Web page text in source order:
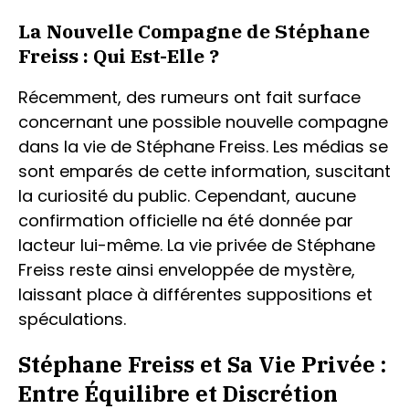
La Nouvelle Compagne de Stéphane
Freiss : Qui Est-Elle ?
Récemment, des rumeurs ont fait surface
concernant une possible nouvelle compagne
dans la vie de Stéphane Freiss. Les médias se
sont emparés de cette information, suscitant
la curiosité du public. Cependant, aucune
confirmation officielle na été donnée par
lacteur lui-même. La vie privée de Stéphane
Freiss reste ainsi enveloppée de mystère,
laissant place à différentes suppositions et
spéculations.
Stéphane Freiss et Sa Vie Privée :
Entre Équilibre et Discrétion